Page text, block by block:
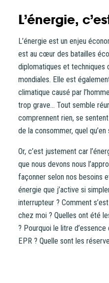
L’énergie,
L’énergie est un enjeu
est au cœur des batailles
diplomatiques et techniques
mondiales. Elle est
climatique causé par
trop grave… Tout semble
comprennent rien, se
de la consommer, quel
Or, c’est justement car
que nous devons nous
façonner selon nos besoins
énergie que j’active si
interrupteur ? Comment
chez moi ? Quelles ont été
? Pourquoi le litre
EPR ? Quelle sont les